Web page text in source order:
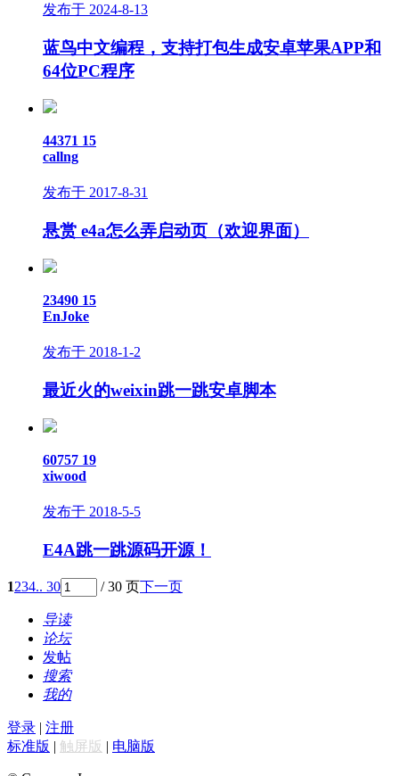
发布于 2024-8-13
蓝鸟中文编程，支持打包生成安卓苹果APP和
64位PC程序
44371 15
callng
发布于 2017-8-31
悬赏 e4a怎么弄启动页（欢迎界面）
23490 15
EnJoke
发布于 2018-1-2
最近火的weixin跳一跳安卓脚本
60757 19
xiwood
发布于 2018-5-5
E4A跳一跳源码开源！
1234.. 30 / 30 页下一页
导读
论坛
发帖
搜索
我的
登录 | 注册
标准版 | 触屏版 | 电脑版